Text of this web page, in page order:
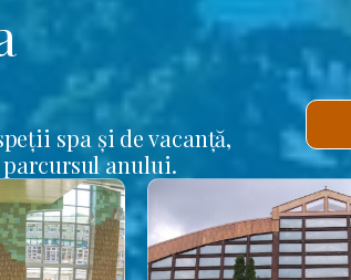
spa și de vacanță,
anului.